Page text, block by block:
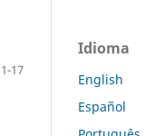
17
Idioma
English
Español